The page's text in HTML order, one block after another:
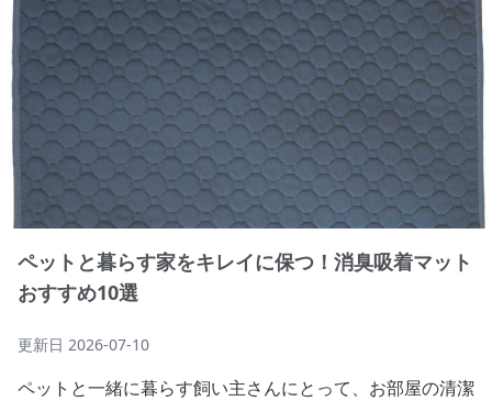
ペットと暮らす家をキレイに保つ！消臭吸着マット
おすすめ10選
更新日 2026-07-10
ペットと一緒に暮らす飼い主さんにとって、お部屋の清潔